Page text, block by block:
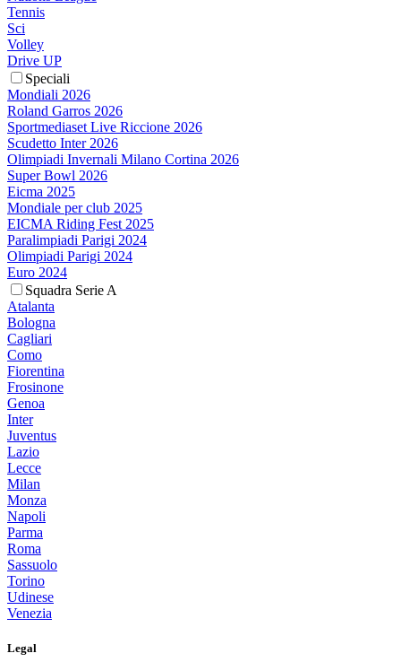
Tennis
Sci
Volley
Drive UP
Speciali
Mondiali 2026
Roland Garros 2026
Sportmediaset Live Riccione 2026
Scudetto Inter 2026
Olimpiadi Invernali Milano Cortina 2026
Super Bowl 2026
Eicma 2025
Mondiale per club 2025
EICMA Riding Fest 2025
Paralimpiadi Parigi 2024
Olimpiadi Parigi 2024
Euro 2024
Squadra Serie A
Atalanta
Bologna
Cagliari
Como
Fiorentina
Frosinone
Genoa
Inter
Juventus
Lazio
Lecce
Milan
Monza
Napoli
Parma
Roma
Sassuolo
Torino
Udinese
Venezia
Legal